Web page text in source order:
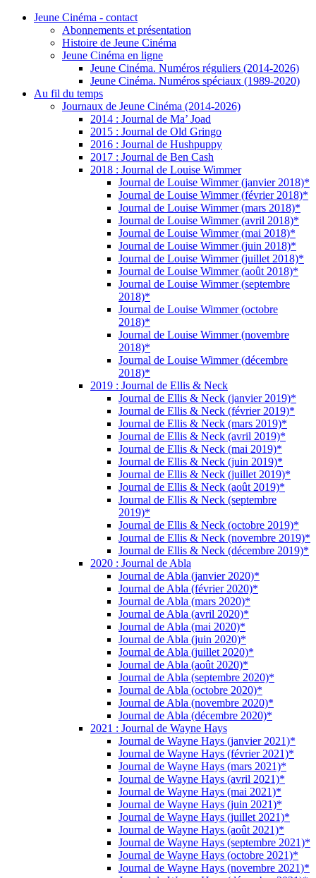
Jeune Cinéma - contact
Abonnements et présentation
Histoire de Jeune Cinéma
Jeune Cinéma en ligne
Jeune Cinéma. Numéros réguliers (2014-2026)
Jeune Cinéma. Numéros spéciaux (1989-2020)
Au fil du temps
Journaux de Jeune Cinéma (2014-2026)
2014 : Journal de Ma’ Joad
2015 : Journal de Old Gringo
2016 : Journal de Hushpuppy
2017 : Journal de Ben Cash
2018 : Journal de Louise Wimmer
Journal de Louise Wimmer (janvier 2018)*
Journal de Louise Wimmer (février 2018)*
Journal de Louise Wimmer (mars 2018)*
Journal de Louise Wimmer (avril 2018)*
Journal de Louise Wimmer (mai 2018)*
Journal de Louise Wimmer (juin 2018)*
Journal de Louise Wimmer (juillet 2018)*
Journal de Louise Wimmer (août 2018)*
Journal de Louise Wimmer (septembre
2018)*
Journal de Louise Wimmer (octobre
2018)*
Journal de Louise Wimmer (novembre
2018)*
Journal de Louise Wimmer (décembre
2018)*
2019 : Journal de Ellis & Neck
Journal de Ellis & Neck (janvier 2019)*
Journal de Ellis & Neck (février 2019)*
Journal de Ellis & Neck (mars 2019)*
Journal de Ellis & Neck (avril 2019)*
Journal de Ellis & Neck (mai 2019)*
Journal de Ellis & Neck (juin 2019)*
Journal de Ellis & Neck (juillet 2019)*
Journal de Ellis & Neck (août 2019)*
Journal de Ellis & Neck (septembre
2019)*
Journal de Ellis & Neck (octobre 2019)*
Journal de Ellis & Neck (novembre 2019)*
Journal de Ellis & Neck (décembre 2019)*
2020 : Journal de Abla
Journal de Abla (janvier 2020)*
Journal de Abla (février 2020)*
Journal de Abla (mars 2020)*
Journal de Abla (avril 2020)*
Journal de Abla (mai 2020)*
Journal de Abla (juin 2020)*
Journal de Abla (juillet 2020)*
Journal de Abla (août 2020)*
Journal de Abla (septembre 2020)*
Journal de Abla (octobre 2020)*
Journal de Abla (novembre 2020)*
Journal de Abla (décembre 2020)*
2021 : Journal de Wayne Hays
Journal de Wayne Hays (janvier 2021)*
Journal de Wayne Hays (février 2021)*
Journal de Wayne Hays (mars 2021)*
Journal de Wayne Hays (avril 2021)*
Journal de Wayne Hays (mai 2021)*
Journal de Wayne Hays (juin 2021)*
Journal de Wayne Hays (juillet 2021)*
Journal de Wayne Hays (août 2021)*
Journal de Wayne Hays (septembre 2021)*
Journal de Wayne Hays (octobre 2021)*
Journal de Wayne Hays (novembre 2021)*